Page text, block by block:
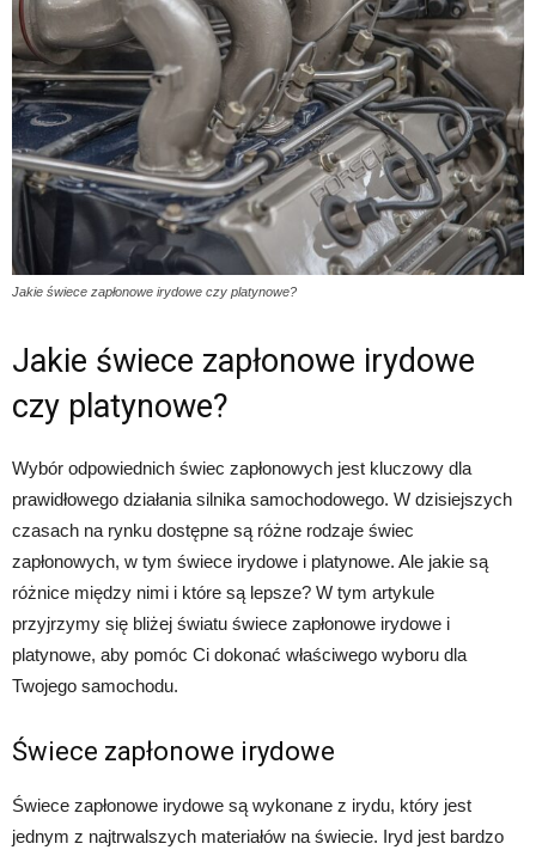
Jakie świece zapłonowe irydowe czy platynowe?
Jakie świece zapłonowe irydowe
czy platynowe?
Wybór odpowiednich świec zapłonowych jest kluczowy dla
prawidłowego działania silnika samochodowego. W dzisiejszych
czasach na rynku dostępne są różne rodzaje świec
zapłonowych, w tym świece irydowe i platynowe. Ale jakie są
różnice między nimi i które są lepsze? W tym artykule
przyjrzymy się bliżej światu świece zapłonowe irydowe i
platynowe, aby pomóc Ci dokonać właściwego wyboru dla
Twojego samochodu.
Świece zapłonowe irydowe
Świece zapłonowe irydowe są wykonane z irydu, który jest
jednym z najtrwalszych materiałów na świecie. Iryd jest bardzo